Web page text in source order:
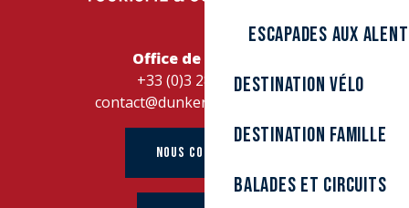
Escapades aux
Destination Vélo
Destination Famille
Balades et circuits
La Terrasse du LacOffice de Tourisme
+33 (0)3 28 26 27 28
contact@dunkerque-tourisme.fr
NOUS CONTACTER